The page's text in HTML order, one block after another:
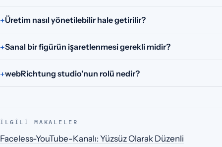
Üretim nasıl yönetilebilir hale getirilir?
Sanal bir figürün işaretlenmesi gerekli midir?
webRichtung studio'nun rolü nedir?
İLGILI MAKALELER
Faceless-YouTube-Kanalı: Yüzsüz Olarak Düzenli